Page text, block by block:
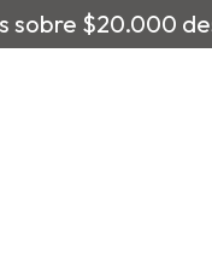
sobre $20.000